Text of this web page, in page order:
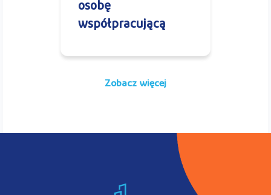
osobę
współpracującą
Zobacz więcej